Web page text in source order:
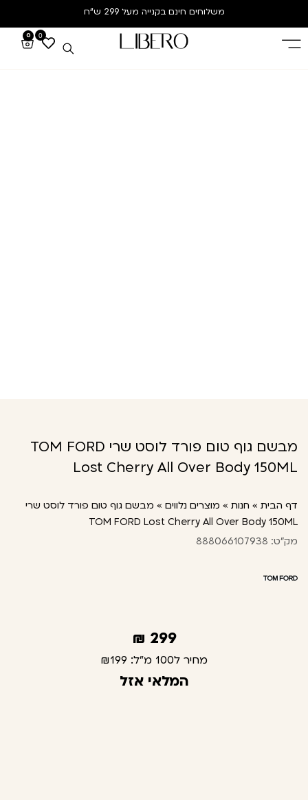
משלוחים חינם בקנייה מעל 299 ש”ח
0
0
מבשם גוף טום פורד לוסט שרי TOM FORD
Lost Cherry All Over Body 150ML
דף הבית » חנות » מוצרים נלווים » מבשם גוף טום פורד לוסט שרי
TOM FORD Lost Cherry All Over Body 150ML
מק"ט: 888066107938
299
₪
מחיר ל100 מ"ל: ₪199
המלאי אזל